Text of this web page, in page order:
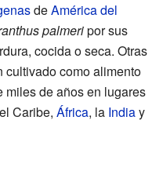
deAmérica del
palmeripor sus
cocida o seca. Otras
cultivado como alimento
miles de años en lugares
Caribe, África, la Indiay